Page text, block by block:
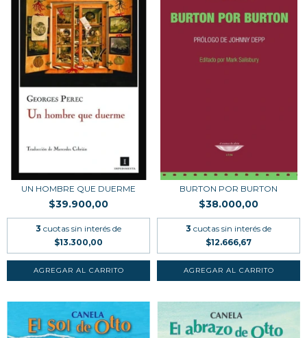
UN HOMBRE QUE DUERME
$39.900,00
3 cuotas sin interés de
$13.300,00
BURTON POR BURTON
$38.000,00
3 cuotas sin interés de
$12.666,67